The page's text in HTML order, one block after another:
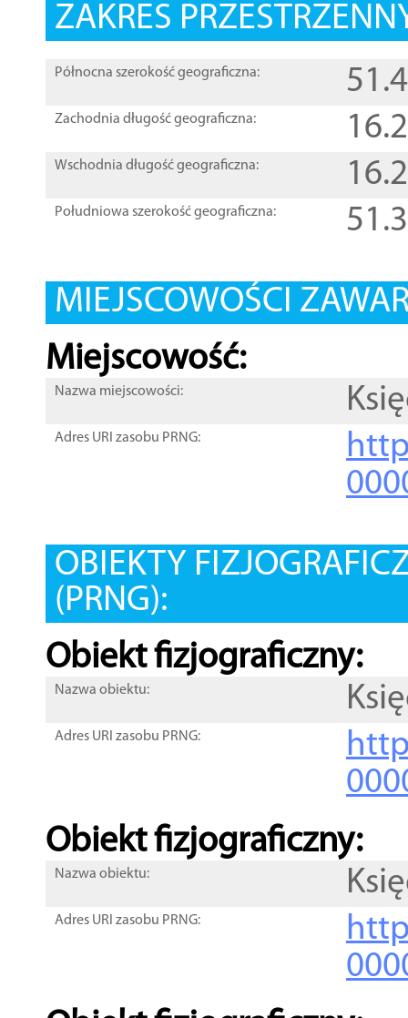
ZAKRES
Północna szerokość geograficzna:
Zachodnia długość geograficzna:
Wschodnia długość geograficzna:
Południowa szerokość geograficzna:
MIEJSCOWOŚCI
Miejscowość:
Nazwa miejscowości:
Adres URI zasobu PRNG:
OBIEKTY
(PRNG):
Obiekt fizjograficzny:
Nazwa obiektu:
Adres URI zasobu PRNG:
Obiekt fizjograficzny:
Nazwa obiektu:
Adres URI zasobu PRNG: